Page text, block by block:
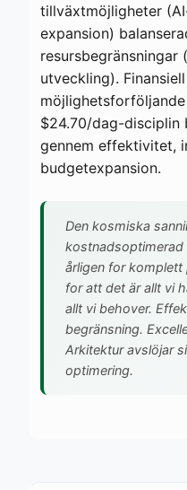
tillväxtmöjligheter
expansion)
resursbegränsningar
utveckling).
$24.70/dag-disciplin
gennem effektivitet,
budgetexpansion.
Den kosmiska
årligen for
for att det är allt vi
allt vi behover.
begränsning.
Arkitektur avslöjar
optimering.